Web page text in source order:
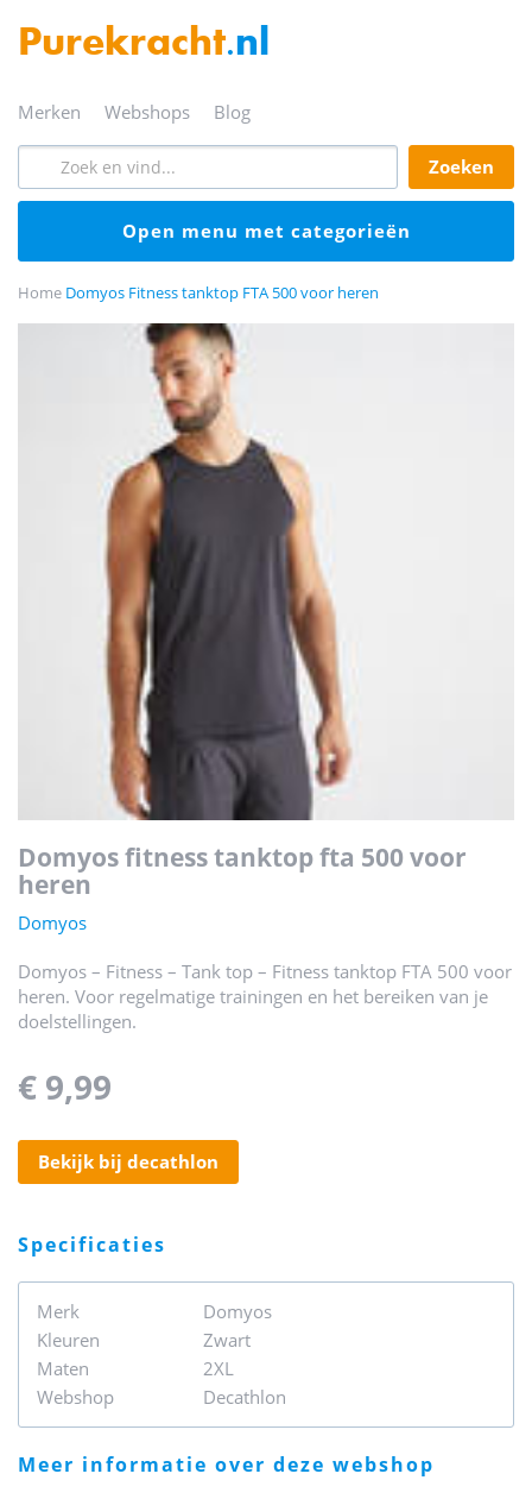
Purekracht.nl
merken webshops blog
zoeken
open menu met categorieën
Home Domyos Fitness tanktop FTA 500 voor heren
domyos fitness tanktop fta 500 voor
heren
Domyos
Domyos – Fitness – Tank top – Fitness tanktop FTA 500 voor
heren. Voor regelmatige trainingen en het bereiken van je
doelstellingen.
€ 9,99
bekijk bij decathlon
specificaties
Merk
Domyos
Kleuren
Zwart
Maten
2XL
Webshop
Decathlon
meer informatie over deze webshop